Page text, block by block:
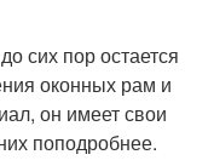
сих пор остается
оконных рам и
он имеет свои
поподробнее.